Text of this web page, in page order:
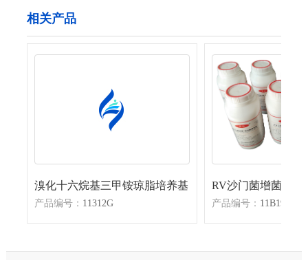
相关产品
溴化十六烷基三甲铵琼脂培养基
产品编号： 11312G
RV沙门菌增菌液体
产品编号： 11B19G